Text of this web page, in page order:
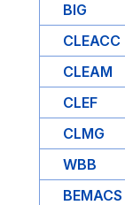
BIG
CLEACC
CLEAM
CLEF
CLMG
WBB
BEMACS